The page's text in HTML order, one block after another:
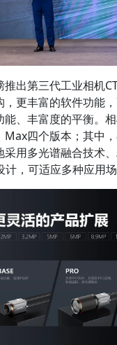
出第三代工业相机
，更丰富的软件功能
能、丰富度的平衡。
四个版本；其中
采用多光谱融合技术
，可适应多种应用场